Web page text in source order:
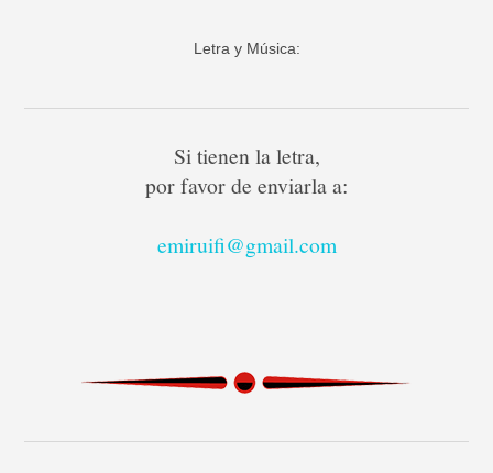
Letra y Música:
Si tienen la letra,
por favor de enviarla a:
emiruifi@gmail.com